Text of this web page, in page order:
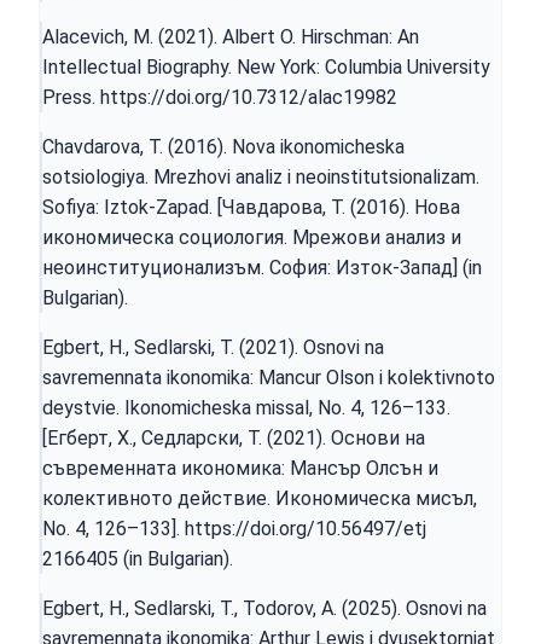
Alacevich, M. (2021). Albert O. Hirschman: An
Intellectual Biography. New York: Columbia University
Press. https://doi.org/10.7312/alac19982
Chavdarova, T. (2016). Nova ikonomicheska
sotsiologiya. Mrezhovi analiz i neoinstitutsionalizam.
Sofiya: Iztok-Zapad. [Чавдарова, Т. (2016). Нова
икономическа социология. Мрежови анализ и
неоинституционализъм. София: Изток-Запад] (in
Bulgarian).
Egbert, H., Sedlarski, T. (2021). Osnovi na
savremennata ikonomika: Mancur Olson i kolektivnoto
deystvie. Ikonomicheska missal, No. 4, 126–133.
[Егберт, Х., Седларски, Т. (2021). Основи на
съвременната икономика: Мансър Олсън и
колективното действие. Икономическа мисъл,
No. 4, 126–133]. https://doi.org/10.56497/etj
2166405 (in Bulgarian).
Egbert, H., Sedlarski, T., Todorov, A. (2025). Osnovi na
savremennata ikonomika: Arthur Lewis i dvusektorniat